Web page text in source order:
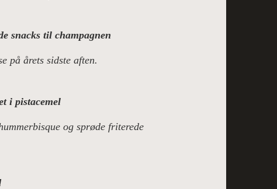
snacks til champagnen
på årets sidste aften.
i pistacemel
og sprøde friterede